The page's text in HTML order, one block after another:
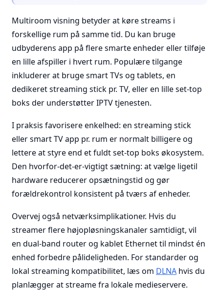
Multiroom visning betyder at køre streams i
forskellige rum på samme tid. Du kan bruge
udbyderens app på flere smarte enheder eller tilføje
en lille afspiller i hvert rum. Populære tilgange
inkluderer at bruge smart TVs og tablets, en
dedikeret streaming stick pr. TV, eller en lille set-top
boks der understøtter IPTV tjenesten.
I praksis favorisere enkelhed: en streaming stick
eller smart TV app pr. rum er normalt billigere og
lettere at styre end et fuldt set-top boks økosystem.
Den hvorfor-det-er-vigtigt sætning: at vælge ligetil
hardware reducerer opsætningstid og gør
forældrekontrol konsistent på tværs af enheder.
Overvej også netværksimplikationer. Hvis du
streamer flere højopløsningskanaler samtidigt, vil
en dual-band router og kablet Ethernet til mindst én
enhed forbedre pålideligheden. For standarder og
lokal streaming kompatibilitet, læs om DLNA hvis du
planlægger at streame fra lokale medieservere.